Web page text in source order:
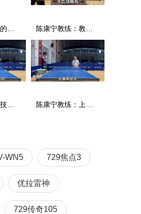
WN5 729焦点3
优拉雷神
729传奇105